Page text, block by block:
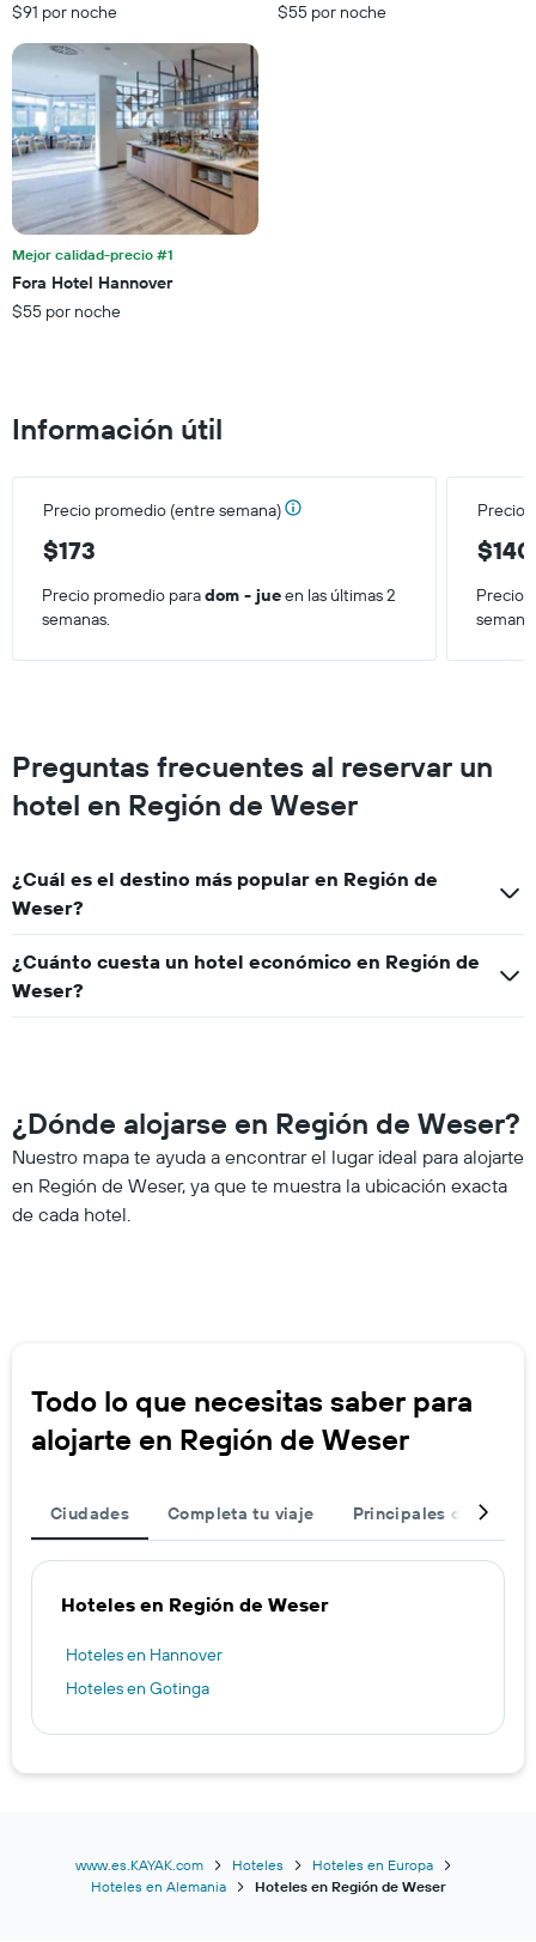
partir
de
los
últimos
3 días
categorías
de
los
hoteles
por
estrellas.
El
gráfico
muestra
1
eje
que
indica
una
para
fin
de
semana,
calculado
a
de
$91 por noche
$55 por noche
Mejor calidad-precio #1
Fora Hotel Hannover
$55 por noche
Información útil
Precio promedio (entre semana)
$173
Precio
$140
Precio promedio paradom - jueen las últimas 2
semanas.
Precio
Preguntas frecuentes al reservar un
hotel en Región de Weser
¿Cuál es el destino más popular en Región de
Weser?
¿Cuánto cuesta un hotel económico en Región de
Weser?
¿Dónde alojarse en Región de Weser?
Nuestro mapa te ayuda a encontrar el lugar ideal para alojarte
en Región de Weser, ya que te muestra la ubicación exacta
de cada hotel.
Todo lo que necesitas saber para
alojarte en Región de Weser
Ciudades Completa tu viaje Principales destinos
Hoteles en Región de Weser
Hoteles en Hannover
Hoteles en Gotinga
www.es.KAYAK.com Hoteles
Hoteles en Europa
Hoteles en Alemania
Hoteles en Región de Weser